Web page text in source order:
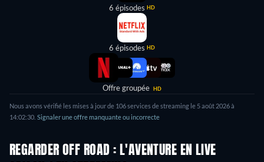
6 épisodes HD
6 épisodes HD
Offre groupée HD
Nous avons vérifié les mises à jour de 106 services de streaming le 5 août 2026 à
14:02:30. Signaler une offre manquante ou incorrecte
REGARDER OFF ROAD : L'AVENTURE EN LIVE